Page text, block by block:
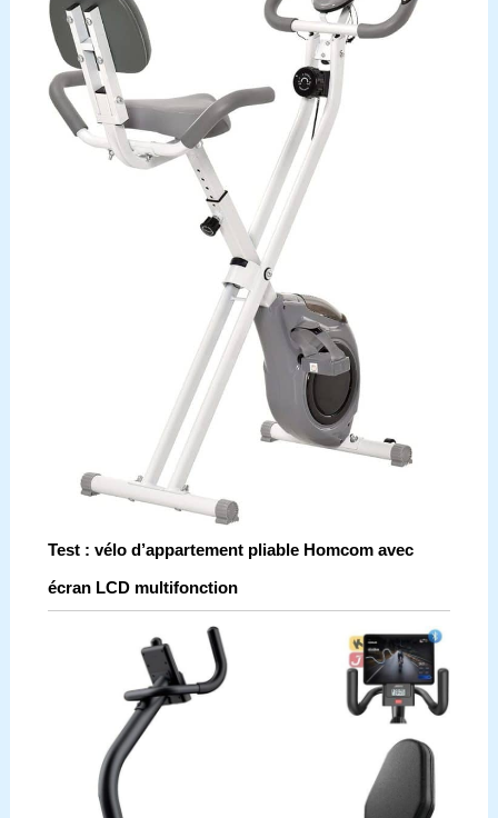
Test : vélo d’appartement pliable Homcom avec
écran LCD multifonction